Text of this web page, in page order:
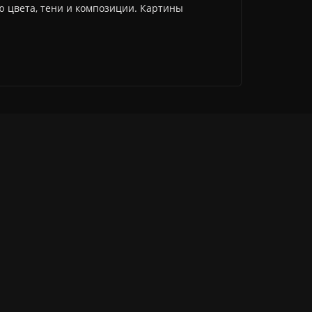
цвета, тени и композиции. Картины